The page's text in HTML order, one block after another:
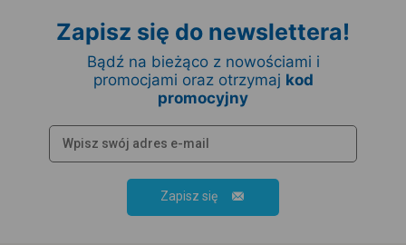
Zapisz się do newslettera!
Bądź na bieżąco z nowościami i
promocjami oraz otrzymaj kod
promocyjny
Zapisz się